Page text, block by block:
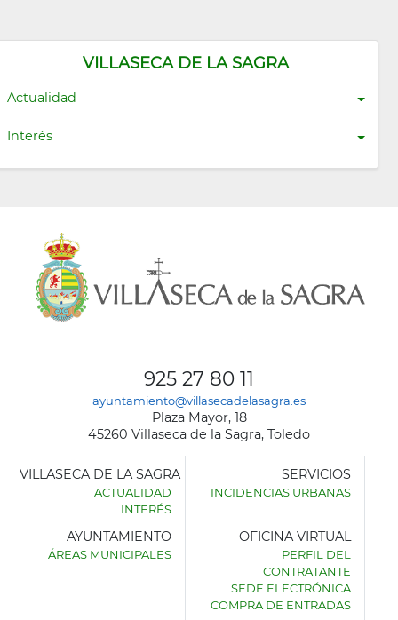
VILLASECA DE LA SAGRA
Actualidad
Interés
925 27 80 11
ayuntamiento@villasecadelasagra.es
Plaza Mayor, 18
45260 Villaseca de la Sagra, Toledo
AYUNTAMIENTO
VILLASECA DE LA SAGRA
ACTUALIDAD
INTERÉS
SERVICIOS
INCIDENCIAS URBANAS
AYUNTAMIENTO
ÁREAS MUNICIPALES
OFICINA VIRTUAL
PERFIL DEL
CONTRATANTE
SEDE ELECTRÓNICA
COMPRA DE ENTRADAS